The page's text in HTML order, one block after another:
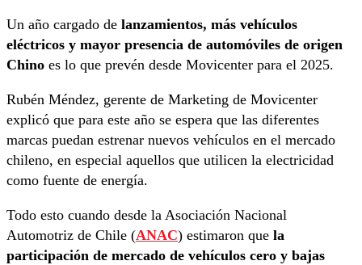
Un año cargado de lanzamientos, más vehículos
eléctricos y mayor presencia de automóviles de origen
Chino es lo que prevén desde Movicenter para el 2025.
Rubén Méndez, gerente de Marketing de Movicenter
explicó que para este año se espera que las diferentes
marcas puedan estrenar nuevos vehículos en el mercado
chileno, en especial aquellos que utilicen la electricidad
como fuente de energía.
Todo esto cuando desde la Asociación Nacional
Automotriz de Chile (ANAC) estimaron que la
participación de mercado de vehículos cero y bajas